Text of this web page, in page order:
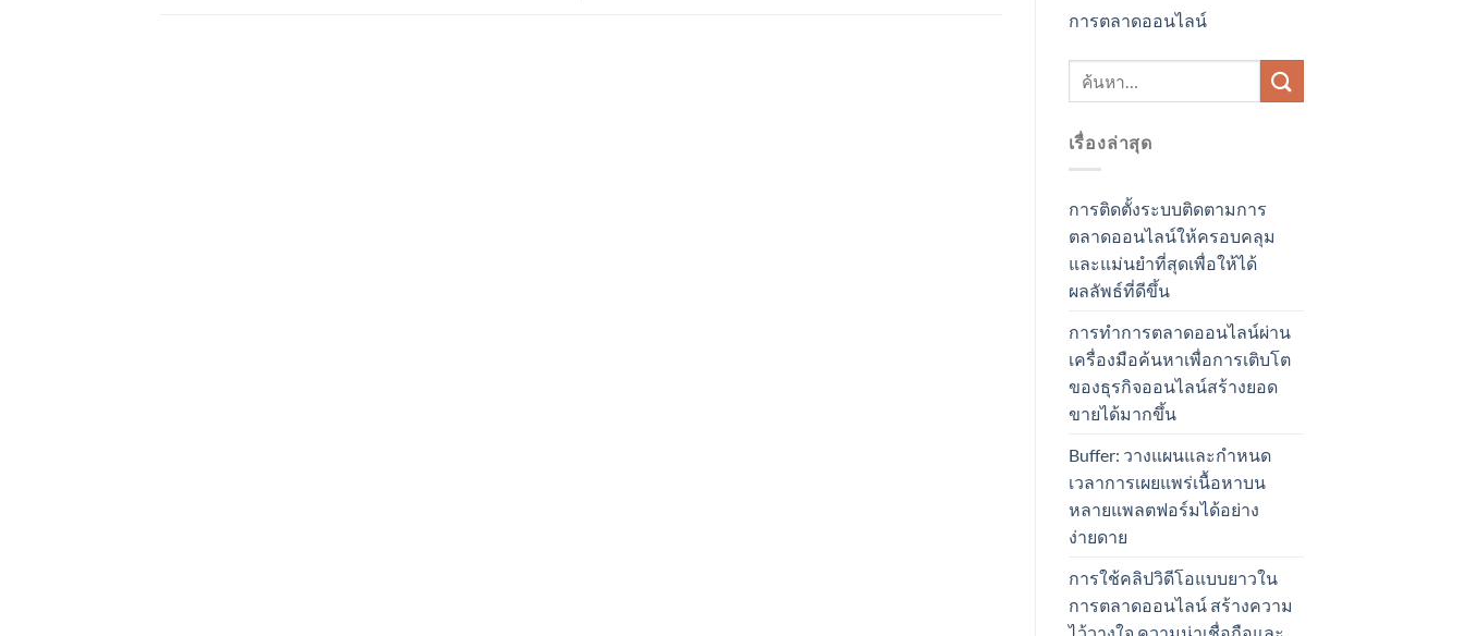
การตลาดออนไลน์
เรื่องล่าสุด
การติดตั้งระบบติดตามการ
ตลาดออนไลน์ให้ครอบคลุม
และแม่นยำที่สุดเพื่อให้ได้
ผลลัพธ์ที่ดีขึ้น
การทำการตลาดออนไลน์ผ่าน
เครื่องมือค้นหาเพื่อการเติบโต
ของธุรกิจออนไลน์สร้างยอด
ขายได้มากขึ้น
Buffer: วางแผนและกำหนด
เวลาการเผยแพร่เนื้อหาบน
หลายแพลตฟอร์มได้อย่าง
ง่ายดาย
การใช้คลิปวิดีโอแบบยาวใน
การตลาดออนไลน์ สร้างความ